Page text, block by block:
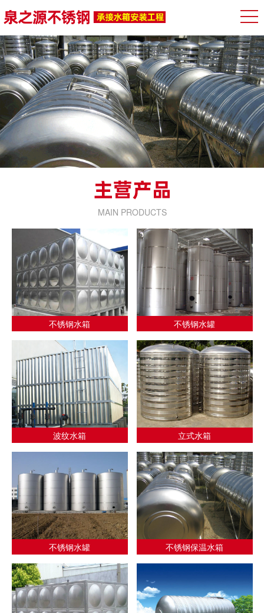
MAIN PRODUCTS
不锈钢水箱 不锈钢水罐
波纹水箱 立式水箱
不锈钢水罐 不锈钢保温水箱